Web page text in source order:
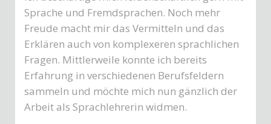
Sprache und Fremdsprachen. Noch mehr
Freude macht mir das Vermitteln und das
Erklären auch von komplexeren sprachlichen
Fragen. Mittlerweile konnte ich bereits
Erfahrung in verschiedenen Berufsfeldern
sammeln und möchte mich nun gänzlich der
Arbeit als Sprachlehrerin widmen.